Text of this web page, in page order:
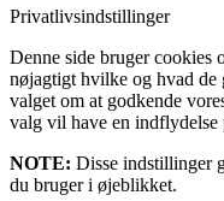
Privatlivsindstillinger
Denne side bruger cookies
nøjagtigt hvilke og hvad de
valget om at godkende
valg vil have en indflydelse
NOTE: Disse indstillinger
du bruger i øjeblikket.